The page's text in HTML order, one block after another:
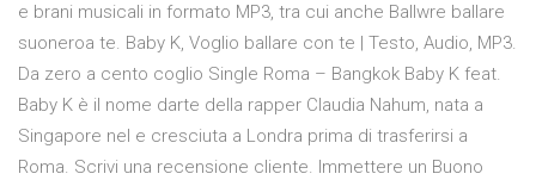
e brani musicali in formato MP3, tra cui anche Ballwre ballare
suoneroa te. Baby K, Voglio ballare con te | Testo, Audio, MP3.
Da zero a cento coglio Single Roma – Bangkok Baby K feat.
Baby K è il nome darte della rapper Claudia Nahum, nata a
Singapore nel e cresciuta a Londra prima di trasferirsi a
Roma. Scrivi una recensione cliente. Immettere un Buono